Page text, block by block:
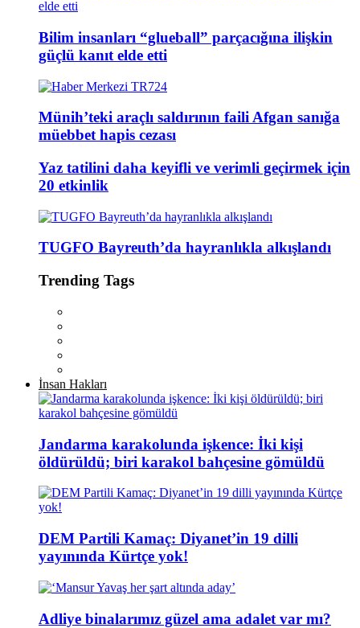
Bilim insanları “glueball” parçacığına ilişkin
güçlü kanıt elde etti
Münih’teki araçlı saldırının faili Afgan sanığa
müebbet hapis cezası
Yaz tatilini daha keyifli ve verimli geçirmek için
20 etkinlik
TUGFO Bayreuth’da hayranlıkla alkışlandı
Trending Tags
İnsan Hakları
Jandarma karakolunda işkence: İki kişi
öldürüldü; biri karakol bahçesine gömüldü
DEM Partili Kamaç: Diyanet’in 19 dilli
yayınında Kürtçe yok!
Adliye binalarımız güzel ama adalet var mı?